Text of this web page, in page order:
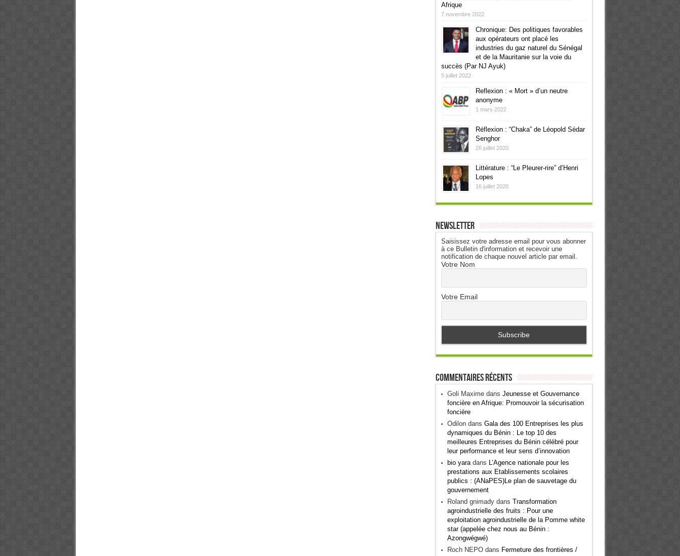
Afrique
7 novembre 2022
Chronique: Des politiques favorables
aux opérateurs ont placé les
industries du gaz naturel du Sénégal
et de la Mauritanie sur la voie du
succès (Par NJ Ayuk)
5 juillet 2022
Reflexion : « Mort » d’un neutre
anonyme
1 mars 2022
Réflexion : “Chaka” de Léopold Sédar
Senghor
26 juillet 2020
Littérature : “Le Pleurer-rire” d’Henri
Lopes
16 juillet 2020
Newsletter
Saisissez votre adresse email pour vous abonner
à ce Bulletin d'information et recevoir une
notification de chaque nouvel article par email.
Votre Nom
Votre Email
Commentaires récents
Goli Maximedans Jeunesse et Gouvernance
foncière en Afrique: Promouvoir la sécurisation
foncière
Odilondans Gala des 100 Entreprises les plus
dynamiques du Bénin : Le top 10 des
meilleures Entreprises du Bénin célébré pour
leur performance et leur sens d’innovation
bio yaradans L’Agence nationale pour les
prestations aux Etablissements scolaires
publics : (ANaPES)Le plan de sauvetage du
gouvernement
Roland gnimadydans Transformation
agroindustrielle des fruits : Pour une
exploitation agroindustrielle de la Pomme white
star (appelée chez nous au Bénin :
Azongwégwé)
Roch NEPOdans Fermeture des frontières /